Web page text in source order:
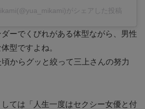
がシェアした投稿
ーでくびれがある体型ながら、男性
型ですよね。
からグッと絞って三上さんの努力
ては「人生一度はセクシー女優と付